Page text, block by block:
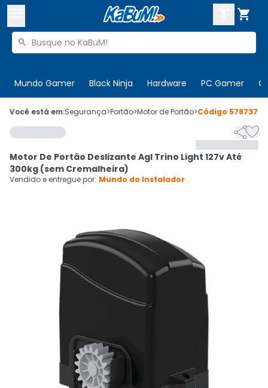

Buscar produtos

Mundo Gamer Black Ninja Hardware PC Gamer
 Olá. Acesse sua conta
 Departamentos
Cupons
CADASTRE-SE
Você está em:Segurança>Portão>Motor de Portão>Código 578737

Motor De Portão Deslizante Agl Trino Light 127v Até
300kg (sem Cremalheira)
Vendido e entregue por: Mundo do Instalador